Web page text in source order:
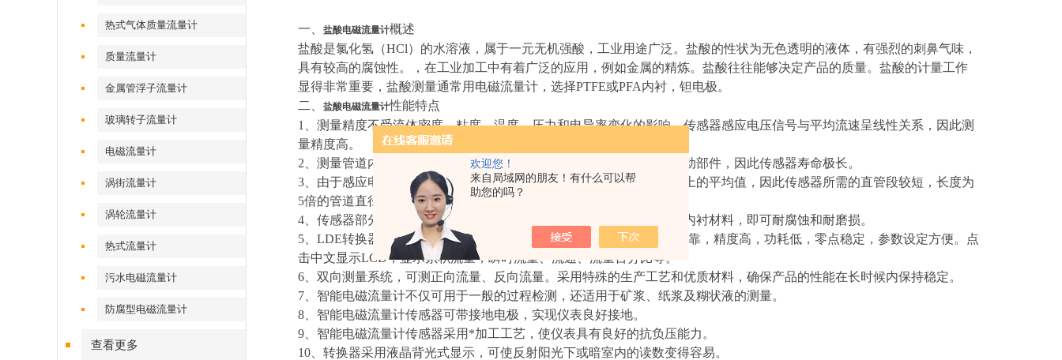
欢迎您！
来自局域网的朋友！有什么可以帮
助您的吗？
热式气体质量流量计
质量流量计
金属管浮子流量计
玻璃转子流量计
电磁流量计
涡街流量计
涡轮流量计
热式流量计
污水电磁流量计
防腐型电磁流量计
查看更多
一、 盐酸电磁流量计概述
盐酸是氯化氢（HCl）的水溶液，属于一元无机强酸，工业用途广泛。盐酸的性状为无色透明的液体，有强烈的刺鼻气味，
具有较高的腐蚀性。，在工业加工中有着广泛的应用，例如金属的精炼。盐酸往往能够决定产品的质量。盐酸的计量工作
显得非常重要，盐酸测量通常用电磁流量计，选择PTFE或PFA内衬，钽电极。
二、
盐酸电磁流量计性能特点
1
、测量精度不受流体密度、粘度、温度、压力和电导率变化的影响，传感器感应电压信号与平均流速呈线性关系，因此测
量精度高。
2 、测量管道内无阻流件，因此没有附加的压力损失；测量管道内无可动部件，因此传感器寿命极长。
3 、由于感应电压信号是在整个充满磁场的空间中形成的，是管道载面上的平均值，因此传感器所需的直管段较短，长度为
5倍的管道直径。
4 、传感器部分只有内衬和电极与被测液体接触，只要合理选择电极和内衬材料，即可耐腐蚀和耐磨损。
5 、LDE转换器采用单片机（MCU）和表面贴装技术（SMT），性能可靠，精度高，功耗低，零点稳定，参数设定方便。点
击中文显示LCD，显示累积流量，瞬时流量、流速、流量百分比等。
6 、双向测量系统，可测正向流量、反向流量。采用特殊的生产工艺和优质材料，确保产品的性能在长时候内保持稳定。
7 、智能电磁流量计不仅可用于一般的过程检测，还适用于矿浆、纸浆及糊状液的测量。
8 、智能电磁流量计传感器可带接地电极，实现仪表良好接地。
9 、智能电磁流量计传感器采用*加工工艺，使仪表具有良好的抗负压能力。
10 、转换器采用液晶背光式显示，可使反射阳光下或暗室内的读数变得容易。